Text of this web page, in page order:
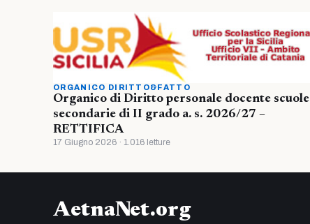
ORGANICO DIRITTO&FATTO
Organico di Diritto personale docente scuole
secondarie di II grado a. s. 2026/27 –
RETTIFICA
17 Giugno 2026 · 1.016 letture
AetnaNet.org